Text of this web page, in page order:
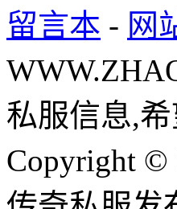
留言本 - 网
私服信息,
Copyright ©